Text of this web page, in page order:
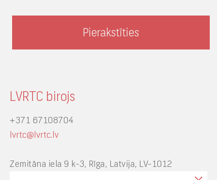
LVRTC birojs
+371 67108704
lvrtc@lvrtc.lv
Zemitāna iela 9 k-3, Rīga, Latvija, LV-1012